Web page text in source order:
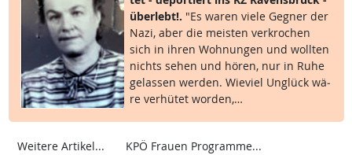
über­lebt!. "Es wa­ren vie­le Geg­ner der
Na­zi, aber die meis­ten ver­kro­chen
sich in ih­ren Woh­nun­gen und woll­ten
nichts se­hen und hö­ren, nur in Ru­he
ge­las­sen wer­den. Wie­viel Un­glück wä­
re ver­hü­tet wor­den,…
Weitere Artikel... KPÖ Frauen Programme...